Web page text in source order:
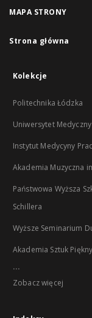
MAPA STRONY
Strona główna
Kolekcje
Politechnika Łódzka
Uniwersytet Medyczny
Instytut Medycyny
Akademia Muzyczna
Państwowa Wyższa
Schillera
Wyższe Seminarium
Akademia Sztuk
...
Zobacz więcej